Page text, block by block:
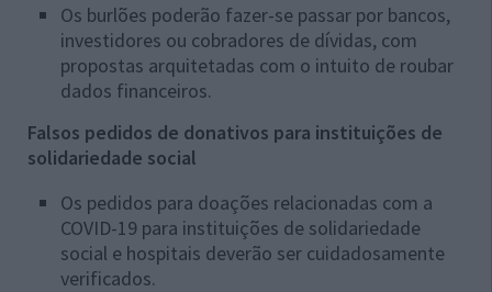
Os burlões poderão fazer-se passar por bancos,
investidores ou cobradores de dívidas, com
propostas arquitetadas com o intuito de roubar
dados financeiros.
Falsos pedidos de donativos para instituições de
solidariedade social
Os pedidos para doações relacionadas com a
COVID-19 para instituições de solidariedade
social e hospitais deverão ser cuidadosamente
verificados.